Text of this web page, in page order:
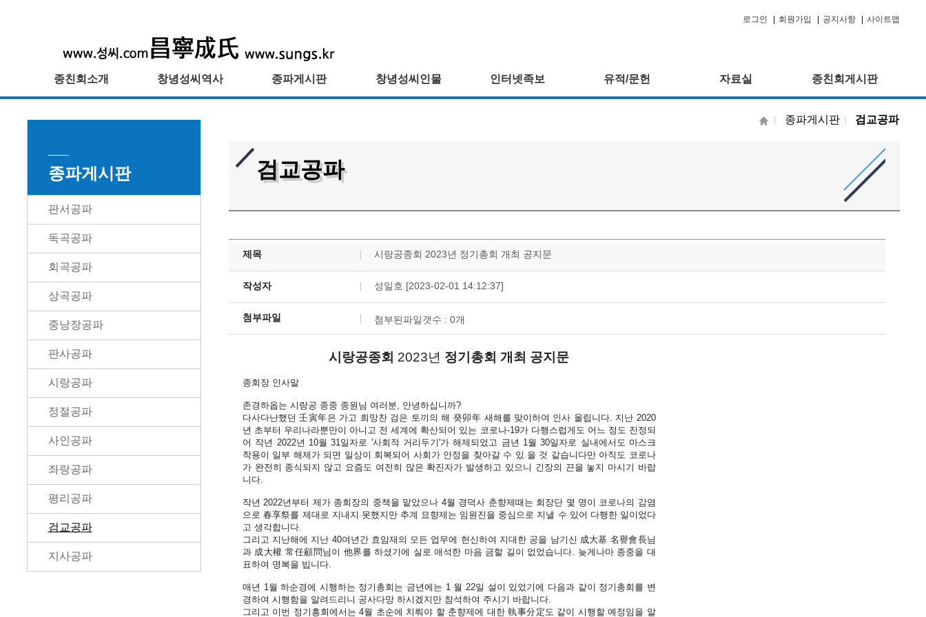
로그인 회원가입 공지사항 사이트맵
종친회소개 창녕성씨역사 종파게시판 창녕성씨인물 인터넷족보 유적/문헌 자료실 종친회게시판
종파게시판
판서공파
독곡공파
회곡공파
상곡공파
중낭장공파
판사공파
시랑공파
정절공파
사인공파
좌랑공파
평리공파
검교공파
지사공파
〉 종파게시판 〉 검교공파
검교공파
제목 시랑공종회 2023년 정기총회 개최 공지문
작성자 성일호 [2023-02-01 14:12:37]
첨부파일 첨부된파일갯수 : 0개
시랑공종회 2023년 정기총회 개최 공지문
종회장 인사말
존경하옵는 시랑공 종중 종원님 여러분, 안녕하십니까?
다사다난했던 壬寅年은 가고 희망찬 검은 토끼의 해 癸卯年 새해를 맞이하여 인사 올립니다. 지난 2020
년 초부터 우리나라뿐만이 아니고 전 세계에 확산되어 있는 코로나-19가 다행스럽게도 어느 정도 진정되
어 작년 2022년 10월 31일자로 '사회적 거리두기'가 해제되었고 금년 1월 30일자로 실내에서도 마스크
착용이 일부 해제가 되면 일상이 회복되어 사회가 안정을 찾아갈 수 있 을 것 같습니다만 아직도 코로나
가 완전히 종식되지 않고 요즘도 여전히 많은 확진자가 발생하고 있으니 긴장의 끈을 놓지 마시기 바랍
니다.
작년 2022년부터 제가 종회장의 중책을 맡았으나 4월 경덕사 춘향제때는 회장단 몇 명이 코로나의 감염
으로 春享祭를 제대로 지내지 못했지만 추계 묘향제는 임원진을 중심으로 지낼 수 있어 다행한 일이었다
고 생각합니다.
그리고 지난해에 지난 40여년간 효암재의 모든 업무에 헌신하여 지대한 공을 남기신 成大基 名譽會長님
과 成大權 常任顧問님이 他界를 하셨기에 실로 애석한 마음 금할 길이 없었습니다. 늦게나마 종중을 대
표하여 명복을 빕니다.
매년 1월 하순경에 시행하는 정기총회는 금년에는 1 월 22일 설이 있었기에 다음과 같이 정기총회를 변
경하여 시행함을 알려드리니 공사다망 하시겠지만 참석하여 주시기 바랍니다.
그리고 이번 정기흥회에서는 4월 초순에 치뤄야 할 춘향제에 대한 執事分定도 같이 시행할 예정임을 알